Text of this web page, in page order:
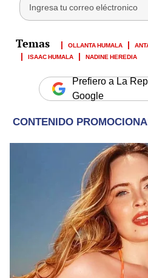
OLLANTA HUMALA
ISAAC HUMALA
NADINE HEREDIA
Prefiero a La
Google